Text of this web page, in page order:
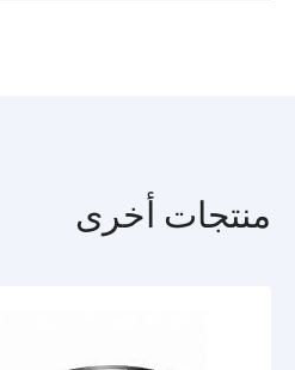
منتجات أخرى